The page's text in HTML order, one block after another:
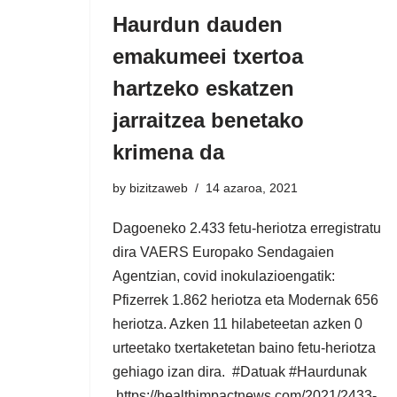
Haurdun dauden
emakumeei txertoa
hartzeko eskatzen
jarraitzea benetako
krimena da
by bizitzaweb 14 azaroa, 2021
Dagoeneko 2.433 fetu-heriotza erregistratu
dira VAERS Europako Sendagaien
Agentzian, covid inokulazioengatik:
Pfizerrek 1.862 heriotza eta Modernak 656
heriotza. Azken 11 hilabeteetan azken 0
urteetako txertaketetan baino fetu-heriotza
gehiago izan dira. #Datuak #Haurdunak